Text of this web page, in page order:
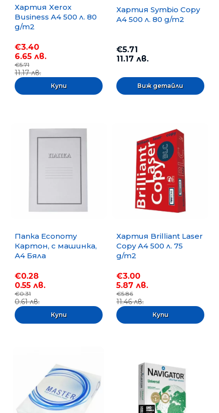
Хартия Xerox
Business A4 500 л. 80
g/m2
€3.40
6.65 лв.
€5.71
11.17 лв.
Хартия Symbio Copy
A4 500 л. 80 g/m2
€5.71
11.17 лв.
Виж детайли
Папка Economy
Картон, с машинка,
А4 Бяла
€0.28
0.55 лв.
€0.31
0.61 лв.
Хартия Brilliant Laser
Copy A4 500 л. 75
g/m2
€3.00
5.87 лв.
€5.86
11.46 лв.